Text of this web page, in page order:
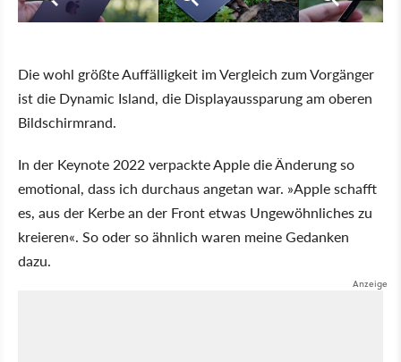
Die wohl größte Auffälligkeit im Vergleich zum Vorgänger
ist die Dynamic Island, die Displayaussparung am oberen
Bildschirmrand.
In der Keynote 2022 verpackte Apple die Änderung so
emotional, dass ich durchaus angetan war. »Apple schafft
es, aus der Kerbe an der Front etwas Ungewöhnliches zu
kreieren«. So oder so ähnlich waren meine Gedanken
dazu.